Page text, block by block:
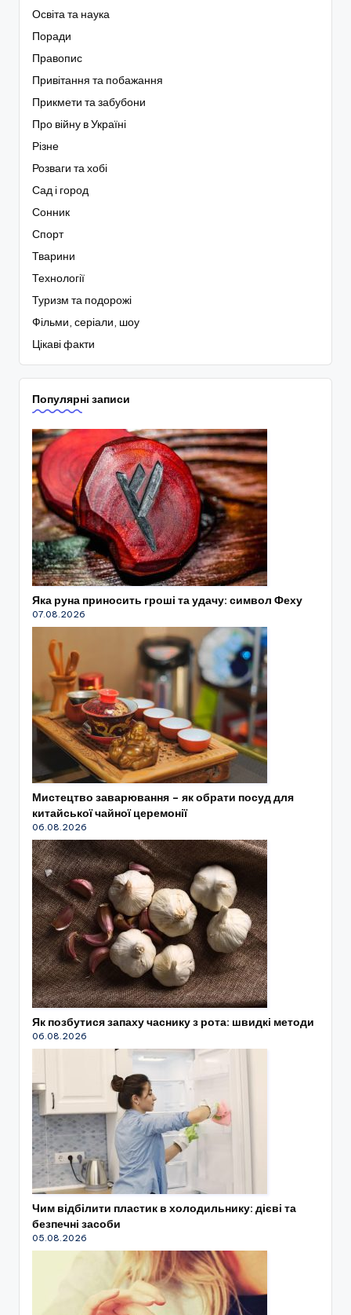
Освіта та наука
Поради
Правопис
Привітання та побажання
Прикмети та забубони
Про війну в Україні
Різне
Розваги та хобі
Сад і город
Сонник
Спорт
Тварини
Технології
Туризм та подорожі
Фільми, серіали, шоу
Цікаві факти
Популярні записи
Яка руна приносить гроші та удачу: символ Феху
07.08.2026
Мистецтво заварювання – як обрати посуд для
китайської чайної церемонії
06.08.2026
Як позбутися запаху часнику з рота: швидкі методи
06.08.2026
Чим відбілити пластик в холодильнику: дієві та
безпечні засоби
05.08.2026